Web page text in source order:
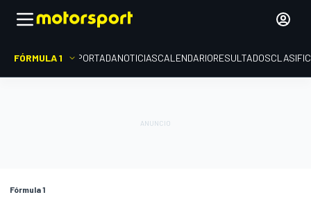
FÓRMULA 1 PORTADANOTICIASCALENDARIORESULTADOS
Fórmula 1